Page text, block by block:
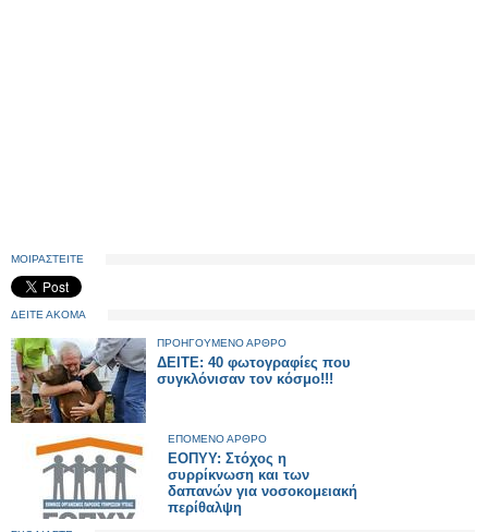
ΜΟΙΡΑΣΤΕΙΤΕ
ΔΕΙΤΕ ΑΚΟΜΑ
ΠΡΟΗΓΟΥΜΕΝΟ ΑΡΘΡΟ
ΔΕΙΤΕ: 40 φωτογραφίες που
συγκλόνισαν τον κόσμο!!!
ΕΠΟΜΕΝΟ ΑΡΘΡΟ
ΕΟΠΥΥ: Στόχος η
συρρίκνωση και των
δαπανών για νοσοκομειακή
περίθαλψη